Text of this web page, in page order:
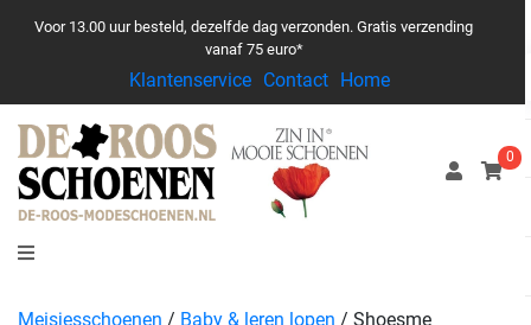
Voor 13.00 uur besteld, dezelfde dag verzonden. Gratis verzending
vanaf 75 euro*
Klantenservice Contact Home
0
Meisjesschoenen / Baby & leren lopen / Shoesme